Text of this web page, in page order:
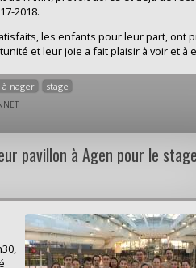
2018.
les enfants pour leur part, ont
et leur joie a fait plaisir à voir et à
nager stage
pavillon à Agen pour le